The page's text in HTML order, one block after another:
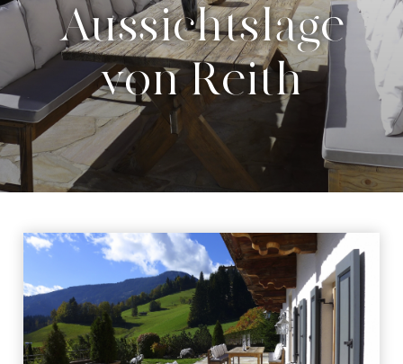
Aussichtslage
von Reith